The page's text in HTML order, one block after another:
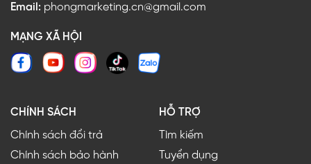
Email: phongmarketing.cn@gmail.com
MẠNG XÃ HỘI
CHÍNH SÁCH
Chính sách đổi trả
Chính sách bảo hành
HỖ TRỢ
Tìm kiếm
Tuyển dụng